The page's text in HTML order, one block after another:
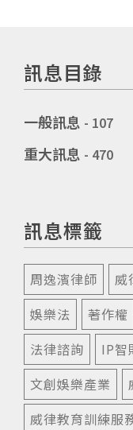
訊息目錄
一般訊息 - 107
重大訊息 - 470
訊息標籤
周逸濱律師 威
娛樂法
著作權
法律諮詢
IP智
文創娛樂產業
威律教育訓練服